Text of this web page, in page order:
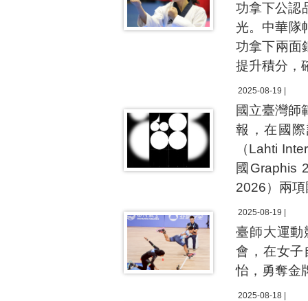
功拿下公認
光。中華隊
功拿下兩面
提升積分，
2025-08-19 |
國立臺灣師
報，在國
（Lahti
國Graphis
2026）兩
2025-08-19 |
臺師大運
會，在女子
怡，勇奪金
2025-08-18 |